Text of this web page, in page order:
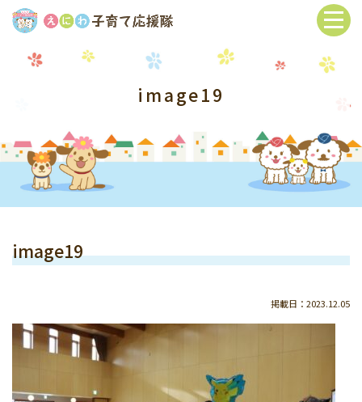
image19
image19
掲載日：2023.12.05